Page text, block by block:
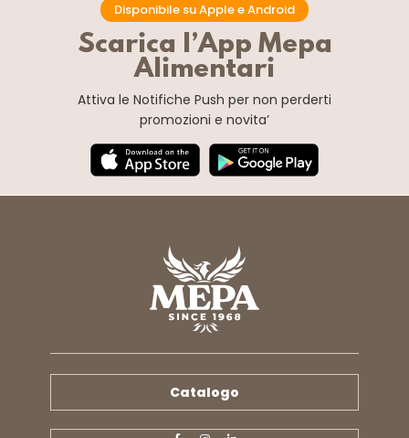
Disponibile su Apple e Android
Scarica l’App Mepa
Alimentari
Attiva le Notifiche Push per non perderti
promozioni e novita’
Catalogo